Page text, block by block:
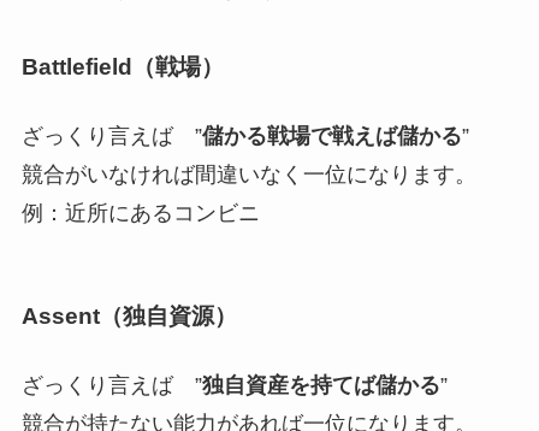
Battlefield（戦場）
ざっくり言えば ”儲かる戦場で戦えば儲かる”
競合がいなければ間違いなく一位になります。
例：近所にあるコンビニ
Assent（独自資源）
ざっくり言えば ”独自資産を持てば儲かる”
競合が持たない能力があれば一位になります。